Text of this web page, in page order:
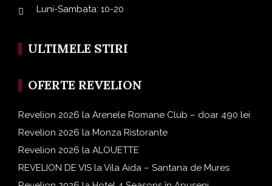
Luni-Sambata: 10-20
ULTIMELE STIRI
OFERTE REVELION
Revelion 2026 la Arenele Romane Club – doar 490 lei
Revelion 2026 la Monza Ristorante
Revelion 2026 la ALOUETTE
REVELION DE VIS la Vila Aida – Santana de Mures